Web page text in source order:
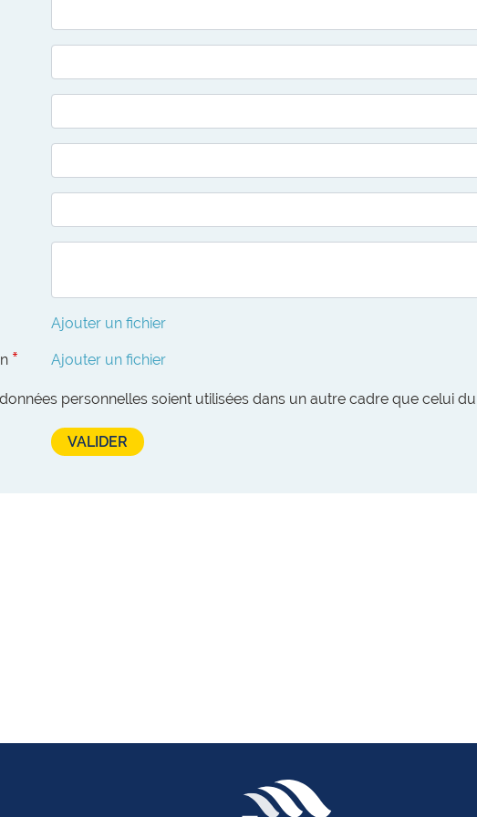
Ajouter un fichier
Ajouter un fichier
personnelles soient utilisées dans un autre cadre que celui du